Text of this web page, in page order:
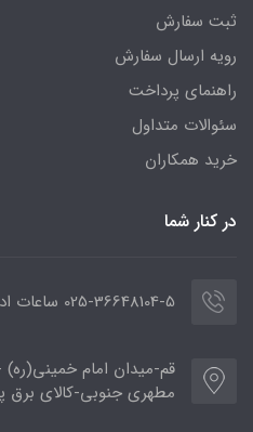
ثبت سفارش
رویه ارسال سفارش
راهنمای پرداخت
سئوالات متداول
خرید همکاران
در کنار شما
025-36648104-5 ساعات اداری (9 صبح الی 14)
قم-میدان امام
مطهری جنوبی-کالای برق